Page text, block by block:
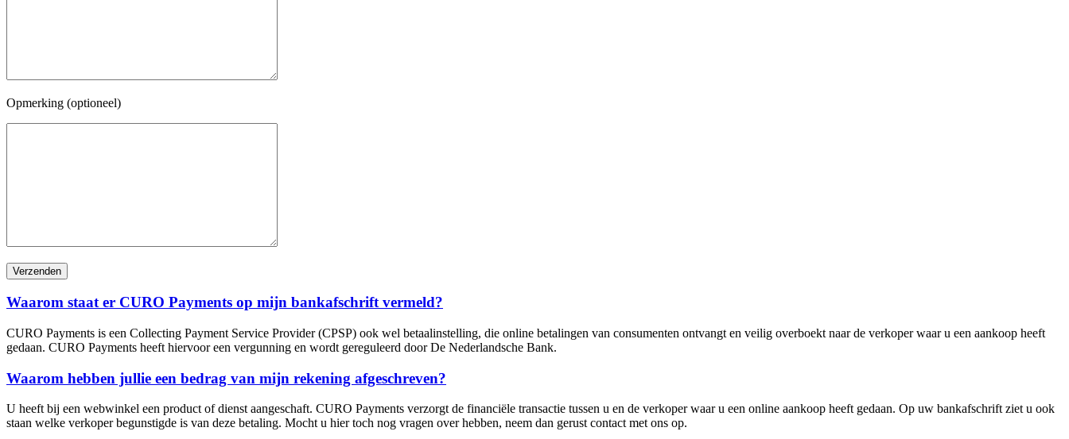
Opmerking (optioneel)
Gelieve dit veld leeg te laten.
Waarom staat er CURO Payments op mijn bankafschrift vermeld?
CURO Payments is een Collecting Payment Service Provider (CPSP) ook wel betaalinstelling, die online betalingen van consumenten ontvangt en veilig overboekt naar de verkoper waar u een aankoop heeft
gedaan. CURO Payments heeft hiervoor een vergunning en wordt gereguleerd door De Nederlandsche Bank.
Waarom hebben jullie een bedrag van mijn rekening afgeschreven?
U heeft bij een webwinkel een product of dienst aangeschaft. CURO Payments verzorgt de financiële transactie tussen u en de verkoper waar u een online aankoop heeft gedaan. Op uw bankafschrift ziet u ook
staan welke verkoper begunstigde is van deze betaling. Mocht u hier toch nog vragen over hebben, neem dan gerust contact met ons op.